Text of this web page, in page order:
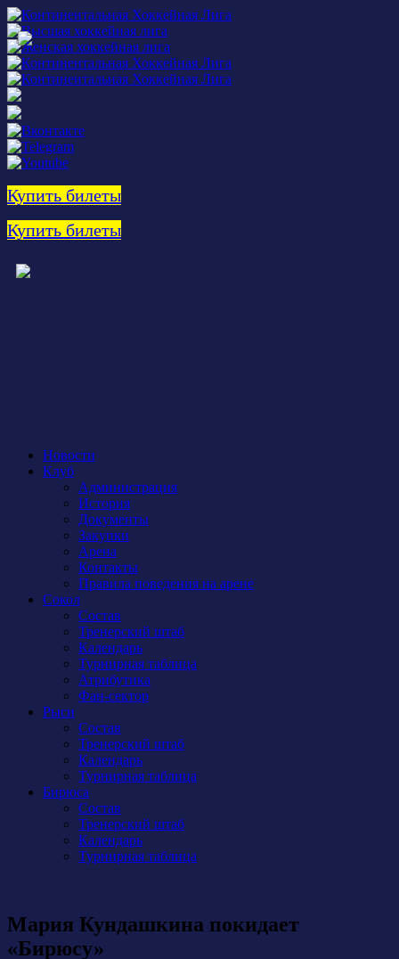
Купить билеты
Купить билеты
Новости
Клуб
Администрация
История
Документы
Закупки
Арена
Контакты
Правила поведения на арене
Сокол
Состав
Тренерский штаб
Календарь
Турнирная таблица
Атрибутика
Фан-сектор
Рыси
Состав
Тренерский штаб
Календарь
Турнирная таблица
Бирюса
Состав
Тренерский штаб
Календарь
Турнирная таблица
Мария Кундашкина покидает
«Бирюсу»